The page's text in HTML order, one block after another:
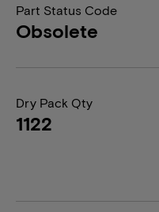
Part Status Code
Obsolete
Dry Pack Qty
1122